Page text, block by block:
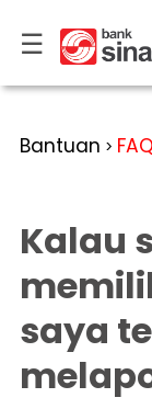
☰× 
Kategori
Bantuan
Deposito
Kartu
Kredit
Reksadana
Bancasurance
di
Perbankan
Perbankan
Perbankan
Bisnis
Coba
SimobiPlus
ID
Bantuan >
Kalau
saya